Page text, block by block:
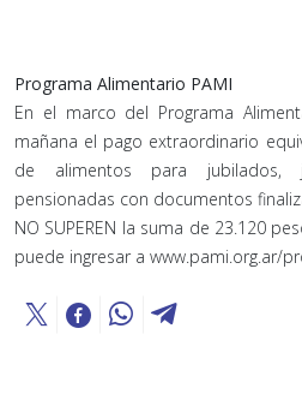
Programa Alimentario PAMI
En el marco del Programa
mañana el pago extraordinario
de alimentos para jubilados,
pensionadas con documentos
NO SUPEREN la suma de 23.120
puede ingresar a www.pami.org.ar/